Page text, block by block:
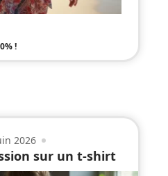
!
2026
sur un t-shirt